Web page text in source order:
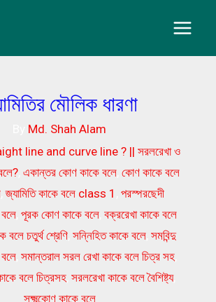
মৌলিক ধারণা
Md. Shah Alam
line and curve line ? || সরলরেখা ও
, একান্তর কোণ কাকে বলে, কোণ কাকে বলে
,জ্যামিতি কাকে বলে class 1 পরস্পরছেদী
, পূরক কোণ কাকে বলে, বক্ররেখা কাকে বলে
বলে চতুর্থ শ্রেণি, সন্নিহিত কাকে বলে, সমবিন্দু
, সমান্তরাল সরল রেখা কাকে বলে চিত্র সহ,
বলে চিত্রসহ, সরলরেখা কাকে বলে বৈশিষ্ট্য,
সূক্ষ্মকোণ কাকে বলে